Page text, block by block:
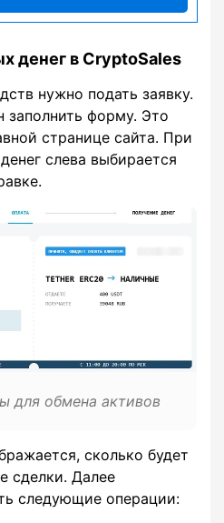
денег в CryptoSales
нужно подать заявку.
заполнить форму. Это
странице сайта. При
слева выбирается
для обмена активов
сколько будет
сделки. Далее
следующие операции: